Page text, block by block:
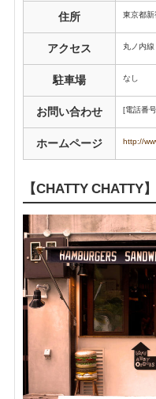
住所 東京都
アクセス 丸ノ内線
駐車場 なし
お問い合わせ [電話番
ホームページ http://
【CHATTY CHATTY】